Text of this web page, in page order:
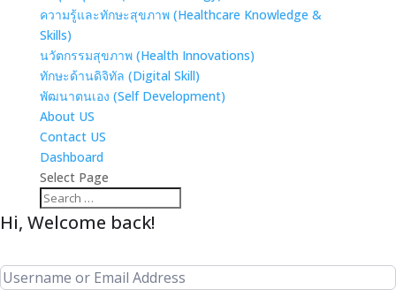
ความรู้และทักษะสุขภาพ (Healthcare Knowledge &
Skills)
นวัตกรรมสุขภาพ (Health Innovations)
ทักษะด้านดิจิทัล (Digital Skill)
พัฒนาตนเอง (Self Development)
About US
Contact US
Dashboard
Select Page
Hi, Welcome back!